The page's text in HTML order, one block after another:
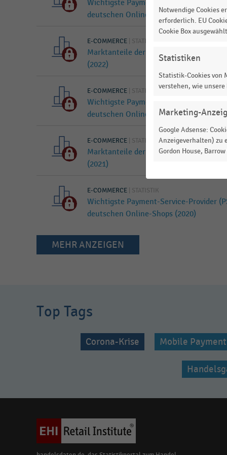
Wichtigste Payment-Service-Provider
deutschen Online-Shops (2022)
E-COMMERCE STATISTIK
Marktanteile der Kreditkarten-Acquirer
(2022)
E-COMMERCE STATISTIK
Wichtigste Payment-Service-Provider
deutschen Online-Shops (2021)
E-COMMERCE STATISTIK
Marktanteile der Kreditkarten-
(2021)
E-COMMERCE STATISTIK
Wichtigste Payment-Service-Provider
deutschen Online-Shops (2020)
MEHR ANZEIGEN
Top Tags
Corona-Krise Mobile Payment
Notwendige Cookies
erforderlich. EU
Cookie Box
Statistiken
Statistik-Cookies von
verstehen, wie
Marketing-
Google Adsense:
Anzeigeverhalten) zu
Gordon House,